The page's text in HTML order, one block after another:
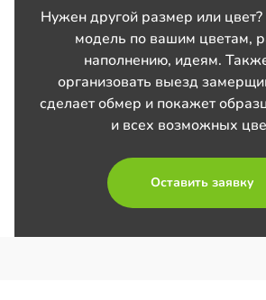
Нужен другой размер или цвет?
модель по вашим цветам,
наполнению, идеям.
организовать выезд
сделает обмер и покажет
и всех возможных
Оставить заявку